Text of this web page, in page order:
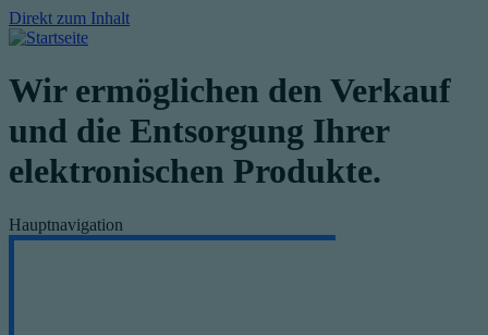
Direkt zum Inhalt
Wir ermöglichen den Verkauf
und die Entsorgung Ihrer
elektronischen Produkte.
Hauptnavigation